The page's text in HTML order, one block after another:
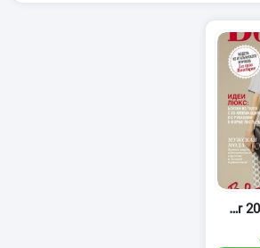
دانلود مجله بوردا burda Mar 2022